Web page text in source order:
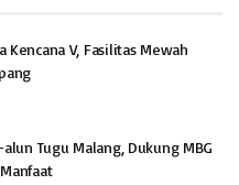
Kencana V, Fasilitas Mewah
Tugu Malang, Dukung MBG